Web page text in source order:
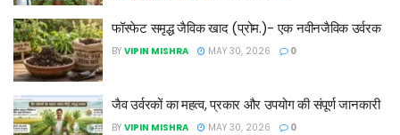
फॉस्फेट समृद्ध जैविक खाद (प्रोम.)- एक नवीनजैविक उर्वरक
BY VIPIN MISHRA MAY 30, 2026 0
जैव उर्वरकों का महत्व, प्रकार और उपयोग की संपूर्ण जानकारी
BY VIPIN MISHRA MAY 30, 2026 0